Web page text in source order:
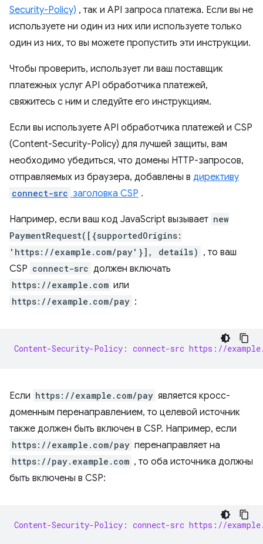
Security-Policy) , так и API запроса платежа. Если вы не
используете ни один из них или используете только
один из них, то вы можете пропустить эти инструкции.
Чтобы проверить, использует ли ваш поставщик
платежных услуг API обработчика платежей,
свяжитесь с ним и следуйте его инструкциям.
Если вы используете API обработчика платежей и CSP
(Content-Security-Policy) для лучшей защиты, вам
необходимо убедиться, что домены HTTP-запросов,
отправляемых из браузера, добавлены в директиву
connect-src заголовка CSP .
Например, если ваш код JavaScript вызывает new
PaymentRequest([{supportedOrigins:
'https://example.com/pay'}], details) , то ваш
CSP connect-src должен включать
https://example.com или
https://example.com/pay :
Content-Security-Policy: connect-src https://
Если https://example.com/pay является кросс-
доменным перенаправлением, то целевой источник
также должен быть включен в CSP. Например, если
https://example.com/pay перенаправляет на
https://pay.example.com , то оба источника должны
быть включены в CSP:
Content-Security-Policy: connect-src https://